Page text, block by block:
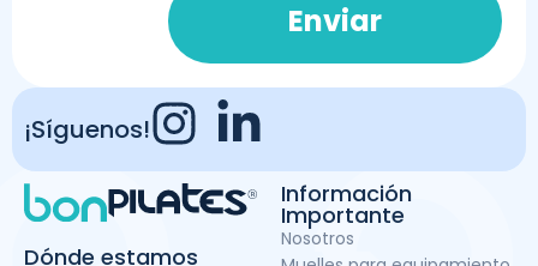
Dónde estamos
Información
Importante
Nosotros
Enviar
¡Síguenos!